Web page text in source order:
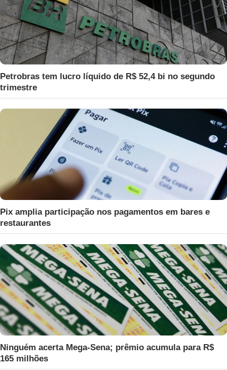
Petrobras tem lucro líquido de R$ 52,4 bi no segundo
trimestre
Pix amplia participação nos pagamentos em bares e
restaurantes
Ninguém acerta Mega-Sena; prêmio acumula para R$
165 milhões